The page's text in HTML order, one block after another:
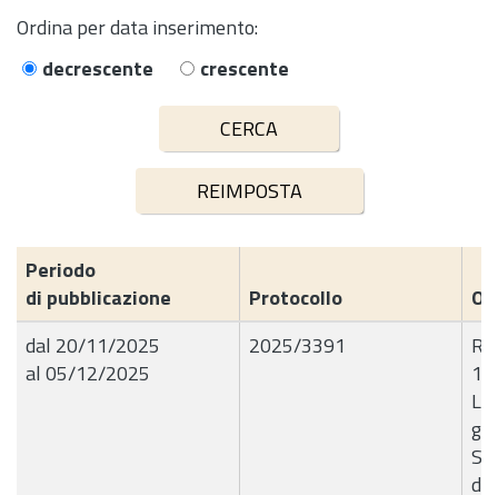
Ordina per data inserimento:
decrescente
crescente
Periodo
di pubblicazione
Protocollo
dal 20/11/2025
al 05/12/2025
2025/3391